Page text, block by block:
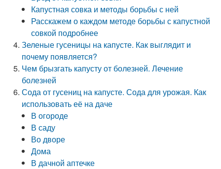
Капустная совка и методы борьбы с ней
Расскажем о каждом методе борьбы с капустной
совкой подробнее
Зеленые гусеницы на капусте. Как выглядит и
почему появляется?
Чем брызгать капусту от болезней. Лечение
болезней
Сода от гусениц на капусте. Сода для урожая. Как
использовать её на даче
В огороде
В саду
Во дворе
Дома
В дачной аптечке